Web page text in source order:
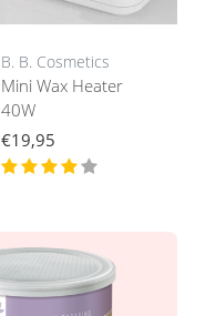
B. B. Cosmetics
Mini Wax Heater
40W
€19,95